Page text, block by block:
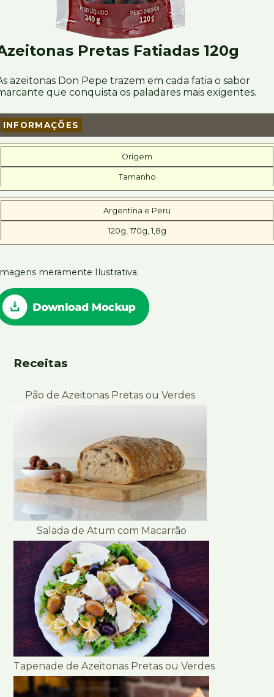
Pretas Fatiadas 120g
azeitonas Don Pepe trazem em cada fatia o sabor
que conquista os paladares mais exigentes.
INFORMAÇÕES
Origem
Tamanho
Argentina e Peru
120g, 170g, 1,8g
meramente Ilustrativa.
Receitas
Pão de Azeitonas Pretas ou Verdes
Salada de Atum com Macarrão
Tapenade de Azeitonas Pretas ou Verdes